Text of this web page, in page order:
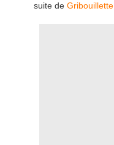
suite de Gribouillette